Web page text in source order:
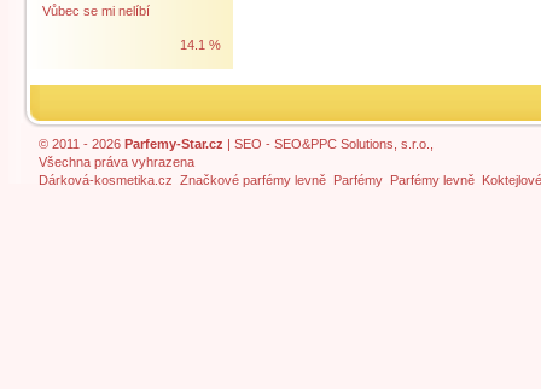
Vůbec se mi nelíbí
14.1 %
© 2011 - 2026 Parfemy-Star.cz | SEO - SEO&PPC Solutions, s.r.o.,
Všechna práva vyhrazena
Dárková-kosmetika.cz Značkové parfémy levně Parfémy Parfémy levně